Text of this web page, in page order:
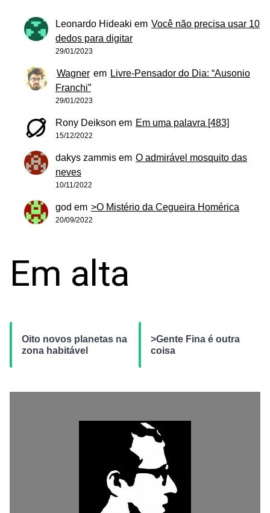
Leonardo Hideaki em Você não precisa usar 10
dedos para digitar
29/01/2023
Wagner em Livre-Pensador do Dia: “Ausonio
Franchi”
29/01/2023
Rony Deikson em Em uma palavra [483]
15/12/2022
dakys zammis em O admirável mosquito das
neves
10/11/2022
god em >O Mistério da Cegueira Homérica
20/09/2022
Em alta
Oito novos planetas na
zona habitável
>Gente Fina é outra
coisa